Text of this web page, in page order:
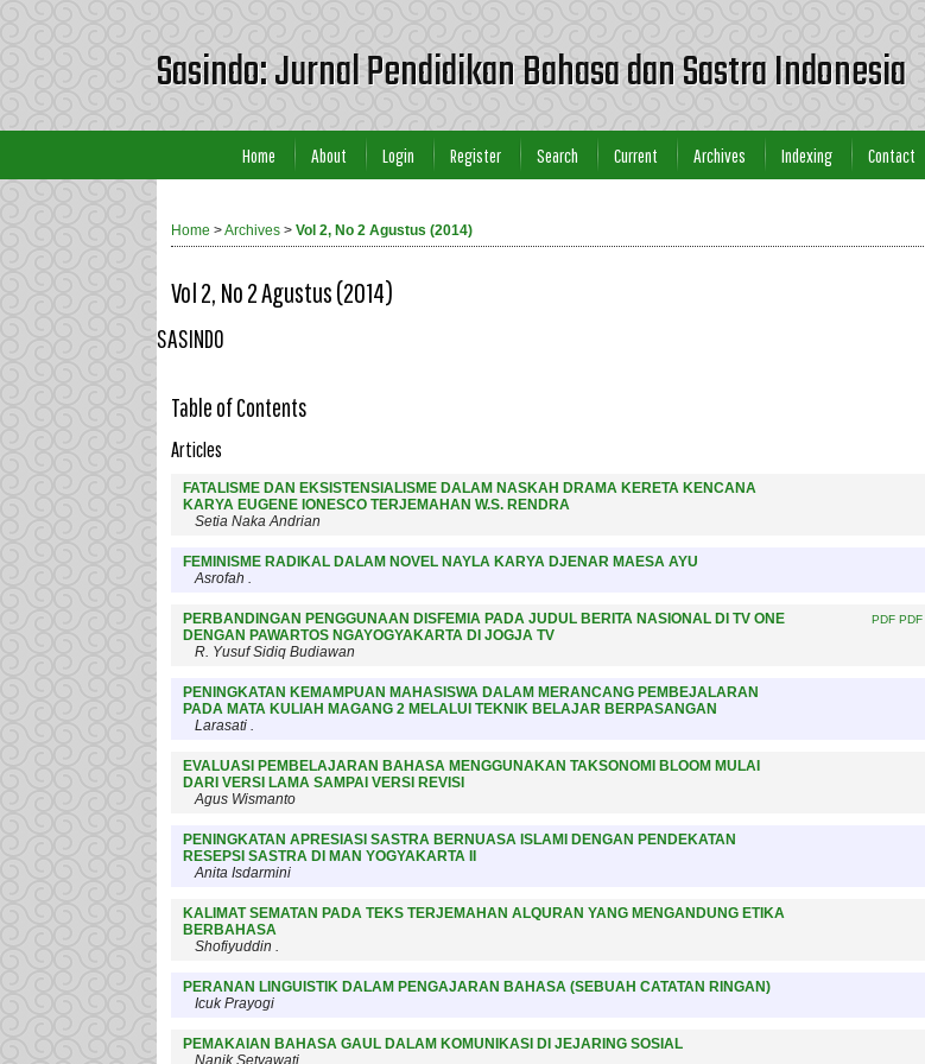
Sasindo: Jurnal Pendidikan Bahasa dan Sastra Indonesia
Home About Login Register Search Current Archives Indexing Contact
Home >Archives > Vol 2, No 2 Agustus (2014)
Vol 2, No 2 Agustus (2014)
SASINDO
Table of Contents
Articles
FATALISME DAN EKSISTENSIALISME DALAM NASKAH DRAMA KERETA KENCANA
KARYA EUGENE IONESCO TERJEMAHAN W.S. RENDRA
Setia Naka Andrian
FEMINISME RADIKAL DALAM NOVEL NAYLA KARYA DJENAR MAESA AYU
Asrofah .
PERBANDINGAN PENGGUNAAN DISFEMIA PADA JUDUL BERITA NASIONAL DI TV ONE
DENGAN PAWARTOS NGAYOGYAKARTA DI JOGJA TV
R. Yusuf Sidiq Budiawan
PDF PDF
PENINGKATAN KEMAMPUAN MAHASISWA DALAM MERANCANG PEMBEJALARAN
PADA MATA KULIAH MAGANG 2 MELALUI TEKNIK BELAJAR BERPASANGAN
Larasati .
EVALUASI PEMBELAJARAN BAHASA MENGGUNAKAN TAKSONOMI BLOOM MULAI
DARI VERSI LAMA SAMPAI VERSI REVISI
Agus Wismanto
PENINGKATAN APRESIASI SASTRA BERNUASA ISLAMI DENGAN PENDEKATAN
RESEPSI SASTRA DI MAN YOGYAKARTA II
Anita Isdarmini
KALIMAT SEMATAN PADA TEKS TERJEMAHAN ALQURAN YANG MENGANDUNG ETIKA
BERBAHASA
Shofiyuddin .
PERANAN LINGUISTIK DALAM PENGAJARAN BAHASA (SEBUAH CATATAN RINGAN)
Icuk Prayogi
PEMAKAIAN BAHASA GAUL DALAM KOMUNIKASI DI JEJARING SOSIAL
Nanik Setyawati